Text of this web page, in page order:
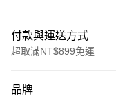
付款與運送方式
超取滿NT$899免運
信用卡一次付款
品牌